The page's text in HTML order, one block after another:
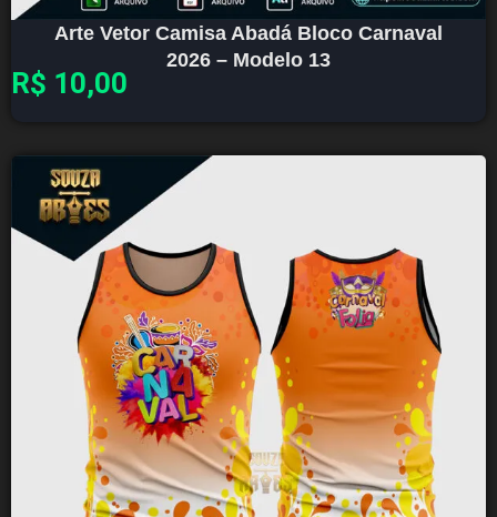
Arte Vetor Camisa Abadá Bloco Carnaval
2026 – Modelo 13
R$ 10,00